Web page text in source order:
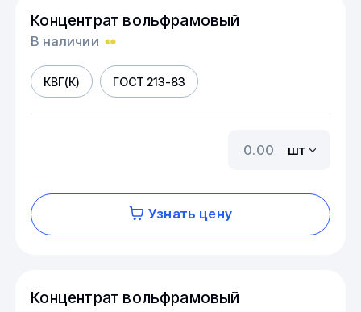
Концентрат вольфрамовый
В наличии
КВГ(К) ГОСТ 213-83
шт
Узнать цену
Концентрат вольфрамовый